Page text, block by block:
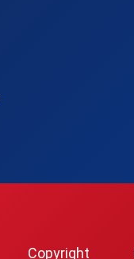
Copyright